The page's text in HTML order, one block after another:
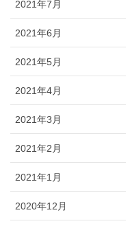
2021年7月
2021年6月
2021年5月
2021年4月
2021年3月
2021年2月
2021年1月
2020年12月